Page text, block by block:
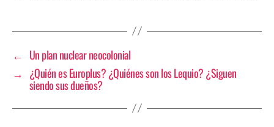
← Un plan nuclear neocolonial
→ ¿Quién es Europlus? ¿Quiénes son los Lequio? ¿Siguen
siendo sus dueños?